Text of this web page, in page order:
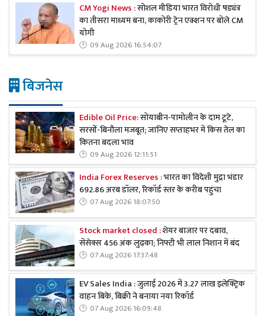
CM Yogi News :सोशल मीडिया भारत विरोधी षड्यंत्र
का तीसरा माध्यम बना, काकोरी ट्रेन एक्शन पर बोले CM
योगी
09 Aug 2026 16:54:07
बिजनेस
Edible Oil Price:सोयाबीन-पामोलीन के दाम टूटे,
सरसों-बिनौला मजबूत; जानिए सप्ताहभर में किस तेल का
कितना बदला भाव
09 Aug 2026 12:11:51
India Forex Reserves :भारत का विदेशी मुद्रा भंडार
692.86 अरब डॉलर, रिकॉर्ड स्तर के करीब पहुंचा
07 Aug 2026 18:07:50
Stock market closed :शेयर बाजार पर दबाव,
सेंसेक्स 456 अंक लुढ़का; निफ्टी भी लाल निशान में बंद
07 Aug 2026 17:37:48
EV Sales India : जुलाई 2026 में 3.27 लाख इलेक्ट्रिक
वाहन बिके, बिक्री ने बनाया नया रिकॉर्ड
07 Aug 2026 16:09:48